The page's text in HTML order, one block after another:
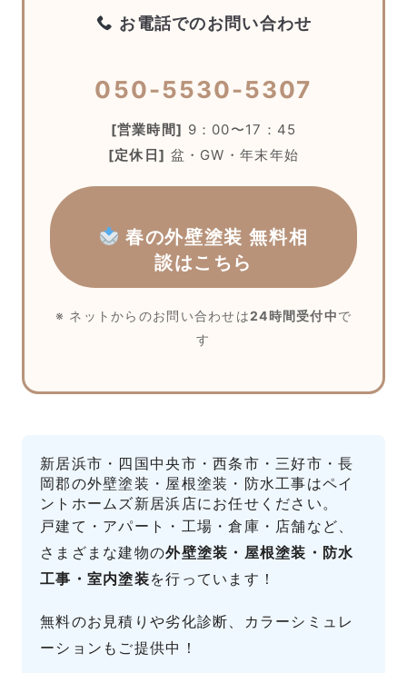
お電話でのお問い合わせ
050-5530-5307
[営業時間] 9：00〜17：45
[定休日] 盆・GW・年末年始
春の外壁塗装 無料相
談はこちら
※ ネットからのお問い合わせは24時間受付中で
す
新居浜市・四国中央市・西条市・三好市・長
岡郡の外壁塗装・屋根塗装・防水工事はペイ
ントホームズ新居浜店にお任せください。
戸建て・アパート・工場・倉庫・店舗など、
さまざまな建物の外壁塗装・屋根塗装・防水
工事・室内塗装を行っています！
無料のお見積りや劣化診断、カラーシミュレ
ーションもご提供中！